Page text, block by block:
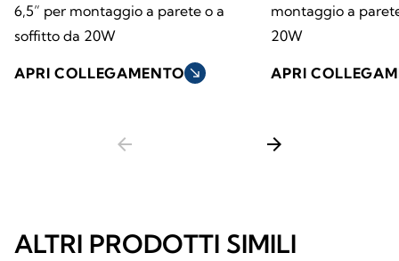
6,5” per montaggio a parete o a
soffitto da 20W
APRI COLLEGAMENTO south_east
montaggio a
20W
APRI
arrow_back arrow_forward
ALTRI PRODOTTI SIMILI